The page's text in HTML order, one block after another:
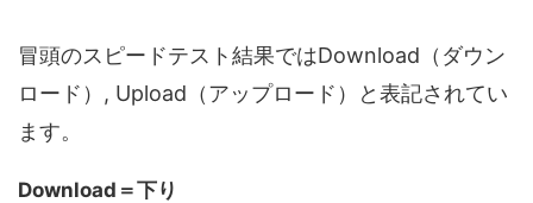
冒頭のスピードテスト結果ではDownload（ダウン
ロード）, Upload（アップロード）と表記されてい
ます。
Download＝下り